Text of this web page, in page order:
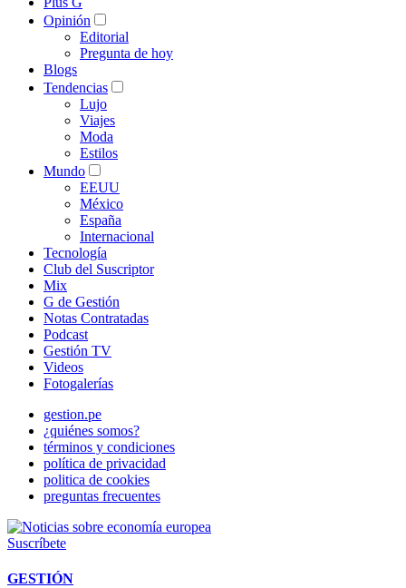
Opinión
Editorial
Pregunta de hoy
Blogs
Tendencias
Lujo
Viajes
Moda
Estilos
Mundo
EEUU
México
España
Internacional
Tecnología
Club del Suscriptor
Mix
G de Gestión
Notas Contratadas
Podcast
Gestión TV
Videos
Fotogalerías
gestion.pe
¿quiénes somos?
términos y condiciones
política de privacidad
politica de cookies
preguntas frecuentes
Suscríbete
GESTIÓN